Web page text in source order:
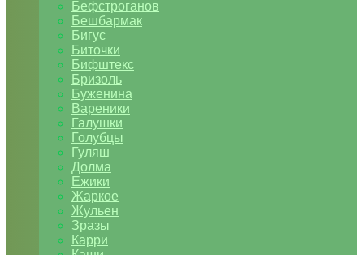
Бефстроганов
Бешбармак
Бигус
Биточки
Бифштекс
Бризоль
Буженина
Вареники
Галушки
Голубцы
Гуляш
Долма
Ежики
Жаркое
Жульен
Зразы
Карри